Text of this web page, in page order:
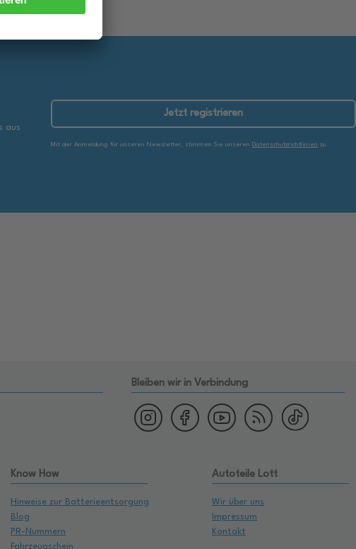
aus
Jetzt registrieren
Mit der Anmeldung für unseren Newsletter, stimmen Sie unseren Datenschutzrichtlinien zu.
Bleiben wir in Verbindung
Know How
Hinweise zur Batterieentsorgung
Blog
PR-Nummern
Fahrzeugschein
Autoteile Lott
Wir über uns
Impressum
Kontakt